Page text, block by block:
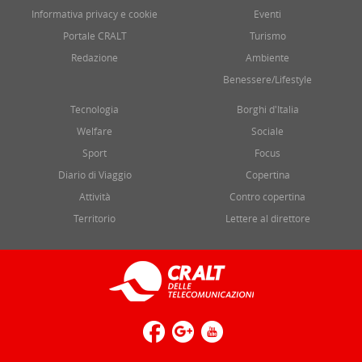
Informativa privacy e cookie
Portale CRALT
Redazione
Eventi
Turismo
Ambiente
Benessere/Lifestyle
Tecnologia
Welfare
Sport
Diario di Viaggio
Attività
Territorio
Borghi d'Italia
Sociale
Focus
Copertina
Contro copertina
Lettere al direttore